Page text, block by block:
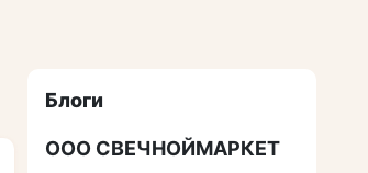
Блоги
ООО СВЕЧНОЙМАРКЕТ